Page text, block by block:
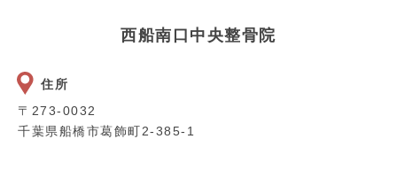
西船南口中央整骨院
住所
〒273-0032
千葉県船橋市葛飾町2-385-1